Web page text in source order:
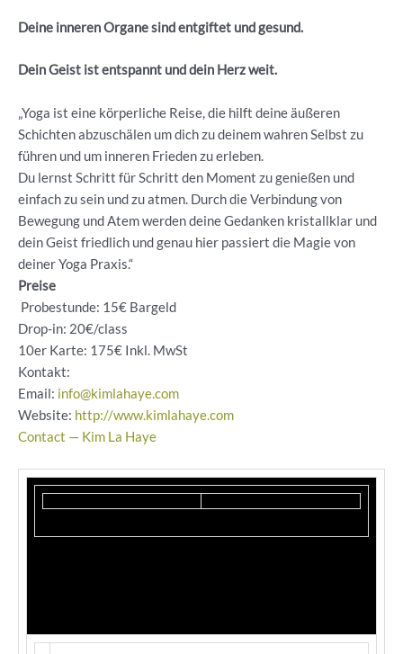
Deine inneren Organe sind entgiftet und gesund.
Dein Geist ist entspannt und dein Herz weit.
„Yoga ist eine körperliche Reise, die hilft deine äußeren
Schichten abzuschälen um dich zu deinem wahren Selbst zu
führen und um inneren Frieden zu erleben.
Du lernst Schritt für Schritt den Moment zu genießen und
einfach zu sein und zu atmen. Durch die Verbindung von
Bewegung und Atem werden deine Gedanken kristallklar und
dein Geist friedlich und genau hier passiert die Magie von
deiner Yoga Praxis.“
Preise
Probestunde: 15€ Bargeld
Drop-in: 20€/class
10er Karte: 175€ Inkl. MwSt
Kontakt:
Email: info@kimlahaye.com
Website: http://www.kimlahaye.com
Contact — Kim La Haye